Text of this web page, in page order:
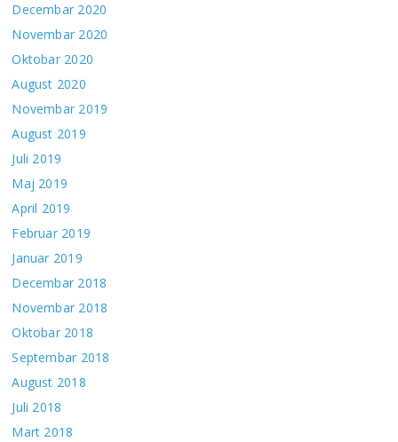
Decembar 2020
Novembar 2020
Oktobar 2020
August 2020
Novembar 2019
August 2019
Juli 2019
Maj 2019
April 2019
Februar 2019
Januar 2019
Decembar 2018
Novembar 2018
Oktobar 2018
Septembar 2018
August 2018
Juli 2018
Mart 2018